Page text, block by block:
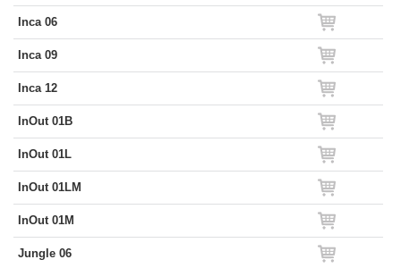
Inca 06
Inca 09
Inca 12
InOut 01B
InOut 01L
InOut 01LM
InOut 01M
Jungle 06